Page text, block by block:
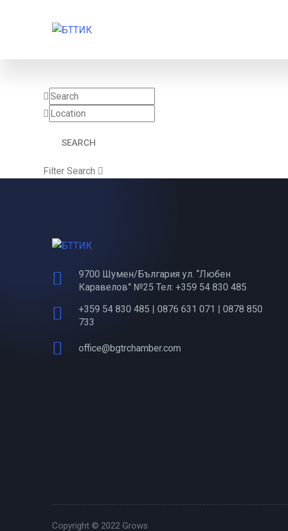
Filter Search
9700 Шумен/България ул. “Любен
Каравелов” №25 Тел: +359 54 830 485
+359 54 830 485 | 0876 631 071 | 0878 850
733
office@bgtrchamber.com
Copyright © 2022 Grows